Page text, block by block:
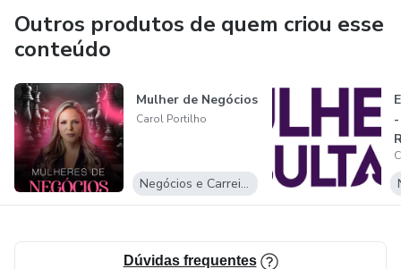
Outros produtos de quem criou esse
conteúdo
Mulher de Negócios
Carol Portilho
Negócios e Carreira
Dúvidas frequentes